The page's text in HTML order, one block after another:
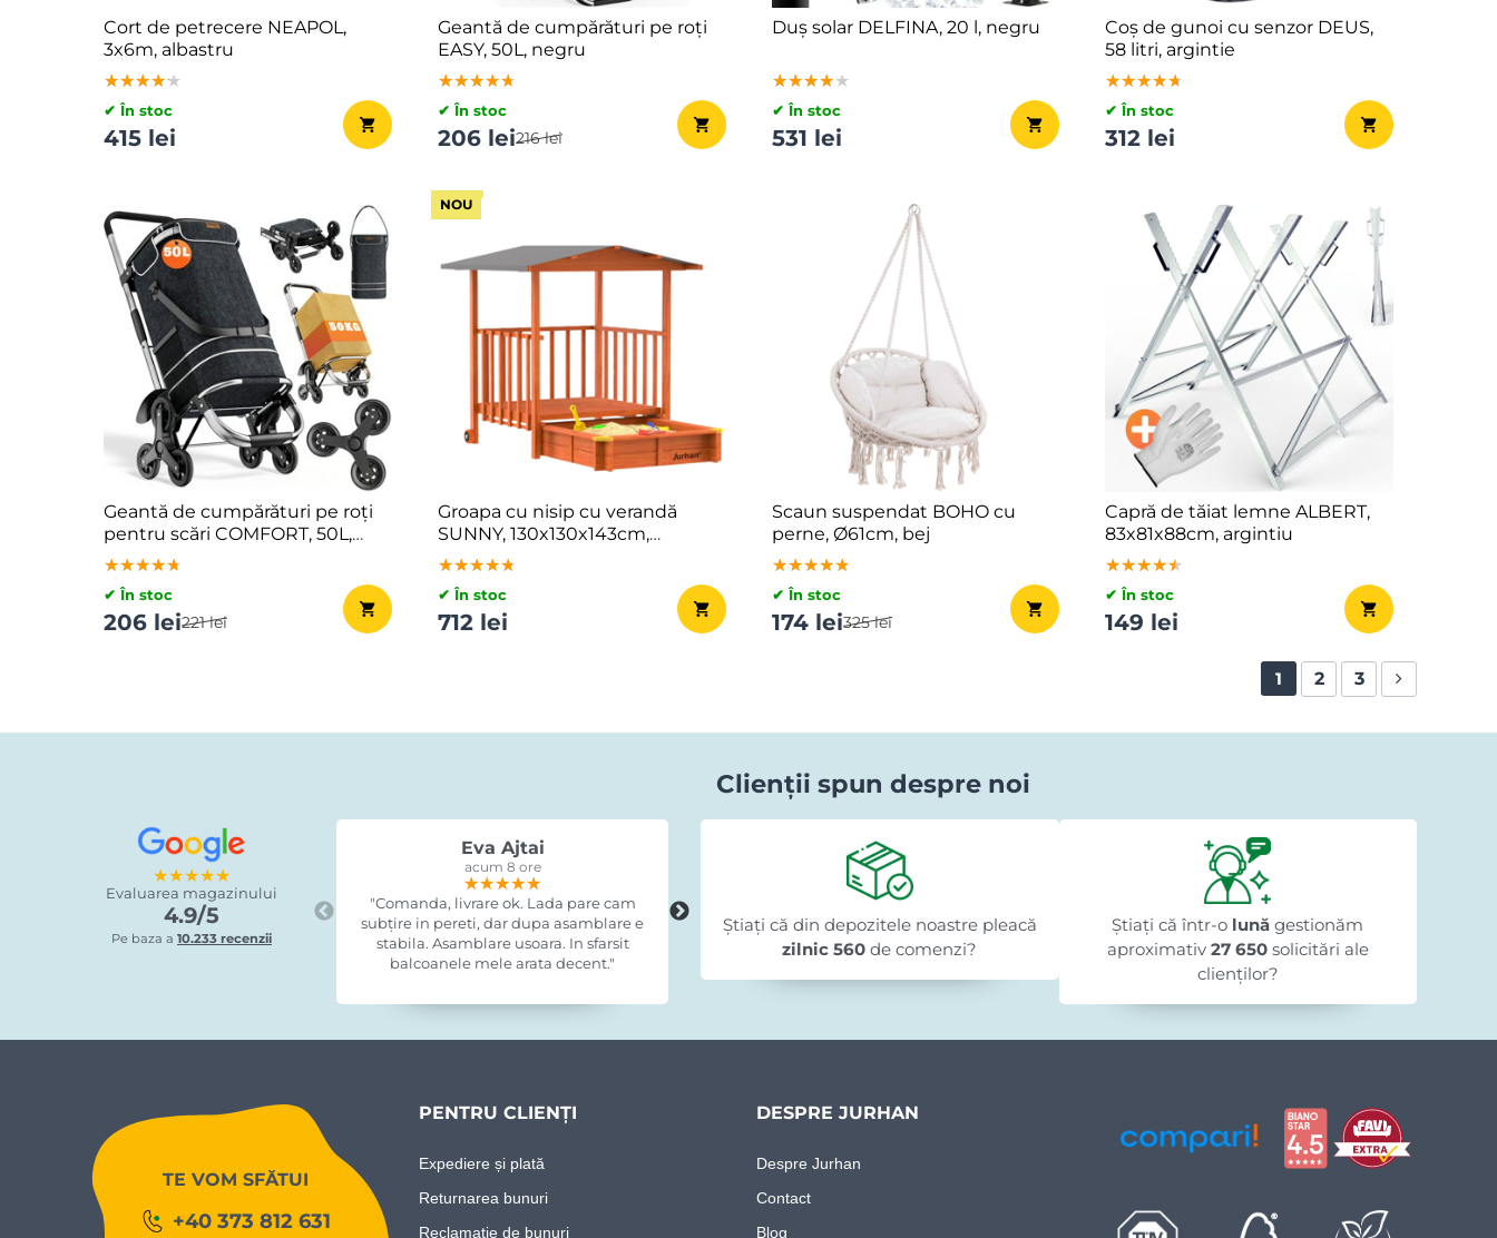
Cort de petrecere NEAPOL,
3x6m, albastru
★★★★★
★★★★★
★★★★★
✔ În stoc
415 lei
Geantă de cumpărături pe roți
EASY, 50L, negru
★★★★★
★★★★★
★★★★★
✔ În stoc
206 lei216 lei
Duș solar DELFINA, 20 l, negru
★★★★★
★★★★★
★★★★★
✔ În stoc
531 lei
Coș de gunoi cu senzor DEUS,
58 litri, argintie
★★★★★
★★★★★
★★★★★
✔ În stoc
312 lei
Geantă de cumpărături pe roți
pentru scări COMFORT, 50L,
negru
★★★★★
★★★★★
★★★★★
✔ În stoc
206 lei221 lei
NOU
Groapa cu nisip cu verandă
SUNNY, 130x130x143cm,
maro/gri
★★★★★
★★★★★
★★★★★
✔ În stoc
712 lei
Scaun suspendat BOHO cu
perne, Ø61cm, bej
★★★★★
★★★★★
★★★★★
✔ În stoc
174 lei325 lei
Capră de tăiat lemne ALBERT,
83x81x88cm, argintiu
★★★★★
★★★★★
★★★★★
✔ În stoc
149 lei
1 2 3
★★★★★
Evaluarea magazinului
4.9/5
Pe baza a 10.233 recenzii
Clienții spun despre noi
Eva Ajtai
acum 8 ore
★★★★★
★★★★★
★★★★★
"Comanda, livrare ok. Lada pare cam
subțire in pereti, dar dupa asamblare e
stabila. Asamblare usoara. In sfarsit
balcoanele mele arata decent."
Romi Lazuran
acum 15 ore
★★★★★
★★★★★
★★★★★
"Recomand cu încredere, am fost foarte
mulțumit."
Iliuta Pologea
acum 1 zi
★★★★★
★★★★★
★★★★★
"Sunt foarte mulțumit."
Știați că din depozitele noastre pleacă
zilnic 560 de comenzi?
Știați că într-o lună gestionăm
aproximativ27 650solicitări ale
clienților?
TE VOM SFĂTUI
+40 373 812 631
PENTRU CLIENȚI
Expediere și plată
Returnarea bunuri
Reclamație de bunuri
DESPRE JURHAN
Despre Jurhan
Contact
Blog